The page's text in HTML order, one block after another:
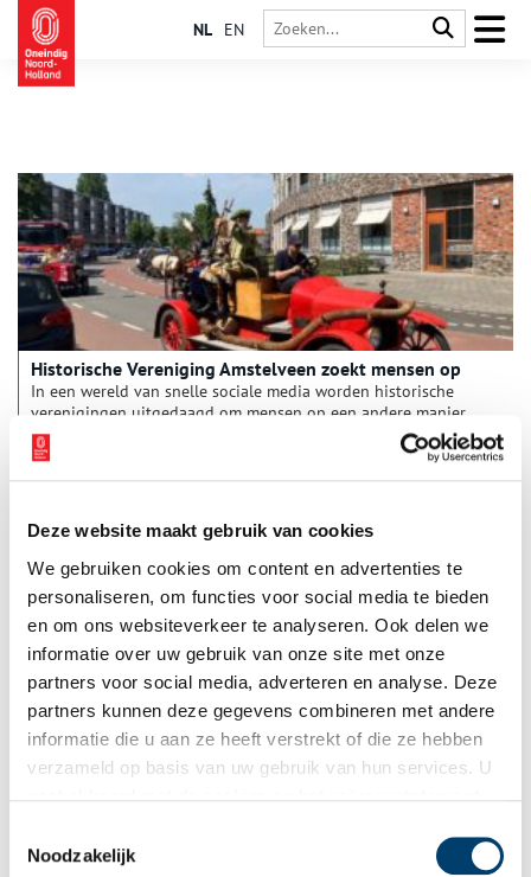
Deze website maakt gebruik van cookies
We gebruiken cookies om content en advertenties te
personaliseren, om functies voor social media te bieden
en om ons websiteverkeer te analyseren. Ook delen we
informatie over uw gebruik van onze site met onze
partners voor social media, adverteren en analyse. Deze
partners kunnen deze gegevens combineren met andere
informatie die u aan ze heeft verstrekt of die ze hebben
verzameld op basis van uw gebruik van hun services. U
Noodzakelijk
NL EN
Historische Vereniging Amstelveen zoekt mensen op
In een wereld van snelle sociale media worden historische
verenigingen uitgedaagd om mensen op een andere manier
warm te maken voor geschiedenis. Vereniging Historisch
Amstelveen slaat daarom andere wegen in.
Amstelveen viert 80 jaar bevrijding
Dit jaar is het 80 jaar geleden dat de Tweede Wereldoorlog
(1940-1945) ten einde kwam en sindsdien vieren we onze
de bezetting’) bij dit belangrijke jubileum stilstaan met een
mooie expositie en een aantal boeiende lezingen.